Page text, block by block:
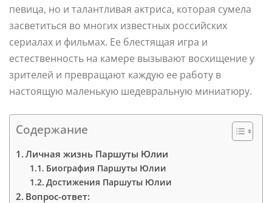
певица, но и талантливая актриса, которая сумела
засветиться во многих известных российских
сериалах и фильмах. Ее блестящая игра и
естественность на камере вызывают восхищение у
зрителей и превращают каждую ее работу в
настоящую маленькую шедевральную миниатюру.
Содержание
Личная жизнь Паршуты Юлии
Биография Паршуты Юлии
Достижения Паршуты Юлии
Вопрос-ответ: